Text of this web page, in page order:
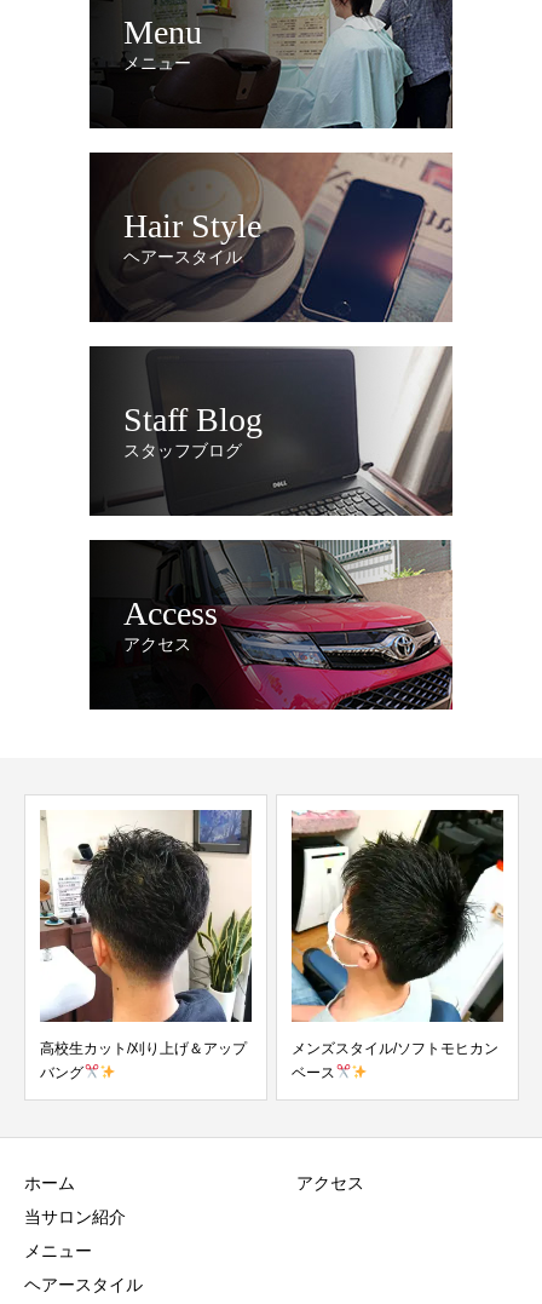
Menu
メニュー
Hair Style
ヘアースタイル
Staff Blog
スタッフブログ
Access
アクセス
高校生カット/刈り上げ＆アップ
バング
メンズスタイル/ソフトモヒカン
ベース
ホーム
当サロン紹介
メニュー
ヘアースタイル
アクセス